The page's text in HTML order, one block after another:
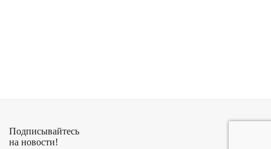
Подписывайтесь
на новости!